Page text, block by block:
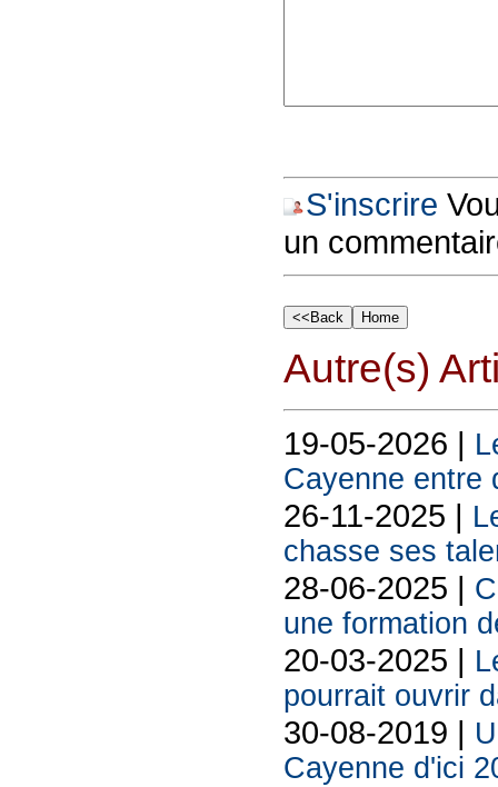
S'inscrire
un
Autre(s)
19-05-2026 |
Cayenne entre
26-11-2025 |
chasse ses
28-06-2025 |
une formation
20-03-2025 |
pourrait ouvrir
30-08-2019 |
Cayenne d'ici